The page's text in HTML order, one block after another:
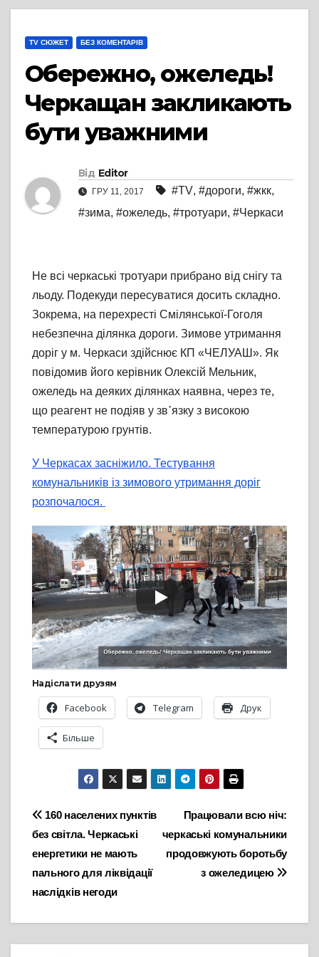
TV СЮЖЕТ БЕЗ КОМЕНТАРІВ
Обережно, ожеледь!
Черкащан закликають
бути уважними
Від Editor
ГРУ 11, 2017 #TV, #дороги, #жкк,
#зима, #ожеледь, #тротуари, #Черкаси
Не всі черкаські тротуари прибрано від снігу та
льоду. Подекуди пересуватися досить складно.
Зокрема, на перехресті Смілянської-Гоголя
небезпечна ділянка дороги. Зимове утримання
доріг у м. Черкаси здійснює КП «ЧЕЛУАШ». Як
повідомив його керівник Олексій Мельник,
ожеледь на деяких ділянках наявна, через те,
що реагент не подіяв у зв᾽язку з високою
температурою грунтів.
У Черкасах засніжило. Тестування
комунальників із зимового утримання доріг
розпочалося.
Надіслати друзям
Facebook Telegram Друк
Більше
Навігація
записів
Працювали всю ніч:
черкаські комунальники
продовжують боротьбу
з ожеледицею
160 населених пунктів
без світла. Черкаські
енергетики не мають
пального для ліквідації
наслідків негоди